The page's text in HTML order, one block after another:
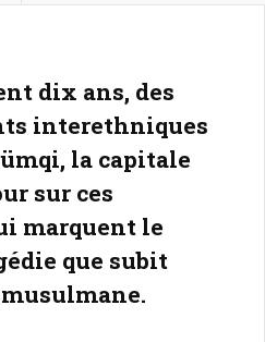
dix ans, des
interethniques
la capitale
sur ces
marquent le
que subit